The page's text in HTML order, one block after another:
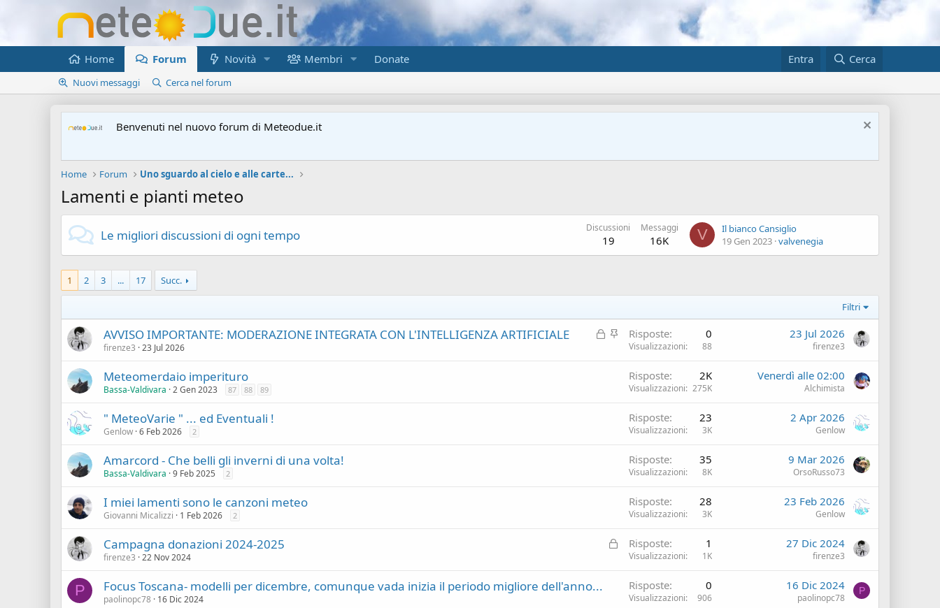
Home Forum Novità Membri Donate Entra Cerca
Nuovi messaggi Cerca nel forum
Benvenuti nel nuovo forum di Meteodue.it
Home Forum Uno sguardo al cielo e alle carte...
Lamenti e pianti meteo
Le migliori discussioni di ogni tempo Discussioni
19
Messaggi
16K V
Il bianco Cansiglio
19 Gen 2023 valvenegia
1 2 3 ... 17 Succ.
Filtri
C
I
AVVISO IMPORTANTE: MODERAZIONE INTEGRATA CON L'INTELLIGENZA ARTIFICIALE
firenze3 23 Jul 2026
Risposte 0
Visualizzazioni 88
23 Jul 2026
firenze3
Meteomerdaio imperituro
Bassa-Valdivara 2 Gen 2023 87 88 89
Risposte 2K
Visualizzazioni 275K
Venerdì alle 02:00
Alchimista
" MeteoVarie " ... ed Eventuali !
Genlow 6 Feb 2026 2
Risposte 23
Visualizzazioni 3K
2 Apr 2026
Genlow
Amarcord - Che belli gli inverni di una volta!
Bassa-Valdivara 9 Feb 2025 2
Risposte 35
Visualizzazioni 8K
9 Mar 2026
OrsoRusso73
I miei lamenti sono le canzoni meteo
Giovanni Micalizzi 1 Feb 2026 2
Risposte 28
Visualizzazioni 3K
23 Feb 2026
Genlow
C
Campagna donazioni 2024-2025
firenze3 22 Nov 2024
Risposte 1
Visualizzazioni 1K
27 Dic 2024
firenze3
P Focus Toscana- modelli per dicembre, comunque vada inizia il periodo migliore dell'anno...
paolinopc78 16 Dic 2024
Risposte 0
Visualizzazioni 906
16 Dic 2024
paolinopc78
P